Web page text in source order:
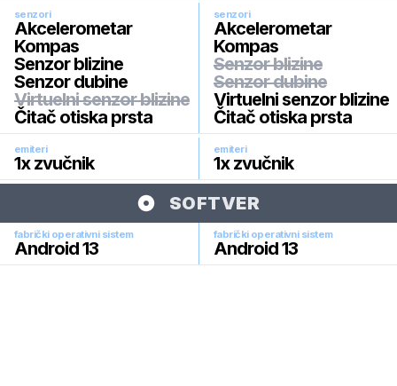
senzori
Akcelerometar
Kompas
Senzor blizine
Senzor dubine
Virtuelni senzor blizine
Čitač otiska prsta
senzori
Akcelerometar
Kompas
Senzor blizine
Senzor dubine
Virtuelni senzor blizine
Čitač otiska prsta
emiteri
1x zvučnik
emiteri
1x zvučnik
SOFTVER
fabrički operativni sistem
Android 13
fabrički operativni sistem
Android 13